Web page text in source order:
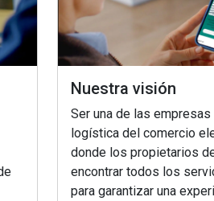
Nuestra visión
Ser una de las
logística del comercio
donde los propietarios
encontrar todos los
para garantizar una